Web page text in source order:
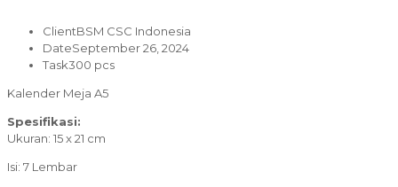
ClientBSM CSC Indonesia
DateSeptember 26, 2024
Task300 pcs
Kalender Meja A5
Spesifikasi:
Ukuran: 15 x 21 cm
Isi: 7 Lembar